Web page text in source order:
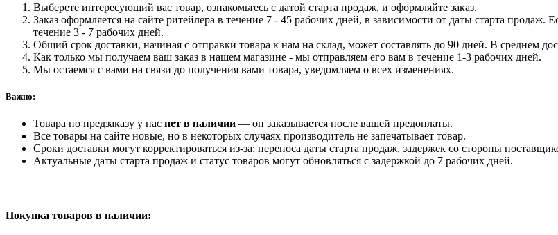
Выберете интересующий вас товар, ознакомьтесь с датой старта продаж, и оформляйте заказ.
Заказ оформляется на сайте ритейлера в течение 7 - 45 рабочих дней, в зависимости от даты старта продаж.
течение 3 - 7 рабочих дней.
Общий срок доставки, начиная с отправки товара к нам на склад, может составлять до 90 дней. В среднем
Как только мы получаем ваш заказ в нашем магазине - мы отправляем его вам в течение 1-3 рабочих дней.
Мы остаемся с вами на связи до получения вами товара, уведомляем о всех изменениях.
Важно:
Товара по предзаказу у нас нет в наличии — он заказывается после вашей предоплаты.
Все товары на сайте новые, но в некоторых случаях производитель не запечатывает товар.
Сроки доставки могут корректироваться из-за: переноса даты старта продаж, задержек со стороны
Актуальные даты старта продаж и статус товаров могут обновляться с задержкой до 7 рабочих дней.
Покупка товаров в наличии: